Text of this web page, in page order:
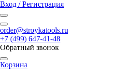
Вход / Регистрация
order@stroykatools.ru
+7 (499) 647-41-48
Обратный звонок
Корзина